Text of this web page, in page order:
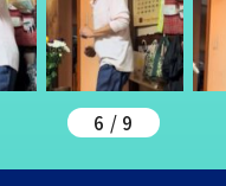
6 / 9